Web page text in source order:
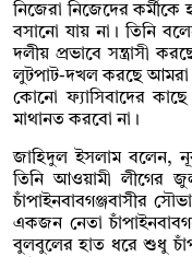
নিজেরা নিজেদের
বসানো যায় না। তিনি
দলীয় প্রভাবে সন্ত্রাসী
লুটপাট-দখল করছে আমরা
কোনো ফ্যাসিবাদের কাছে
মাথানত করবো না।
জাহিদুল ইসলাম বলেন,
তিনি আওয়ামী লীগের
চাঁপাইনবাবগঞ্জবাসীর
একজন নেতা
বুলবুলের হাত ধরে শুধু